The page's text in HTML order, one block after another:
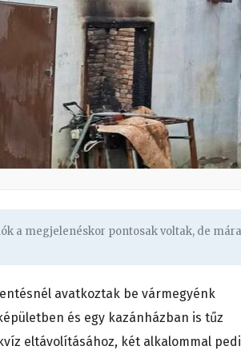
a megjelenéskor pontosak voltak, de mára
avatkoztak be vármegyénk
és egy kazánházban is tűz
eltávolításához, két alkalommal